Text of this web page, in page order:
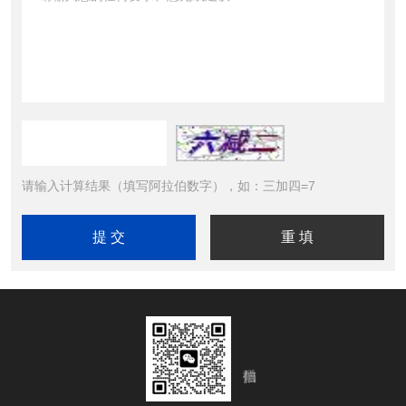
请输入计算结果（填写阿拉伯数字），如：三加四=7